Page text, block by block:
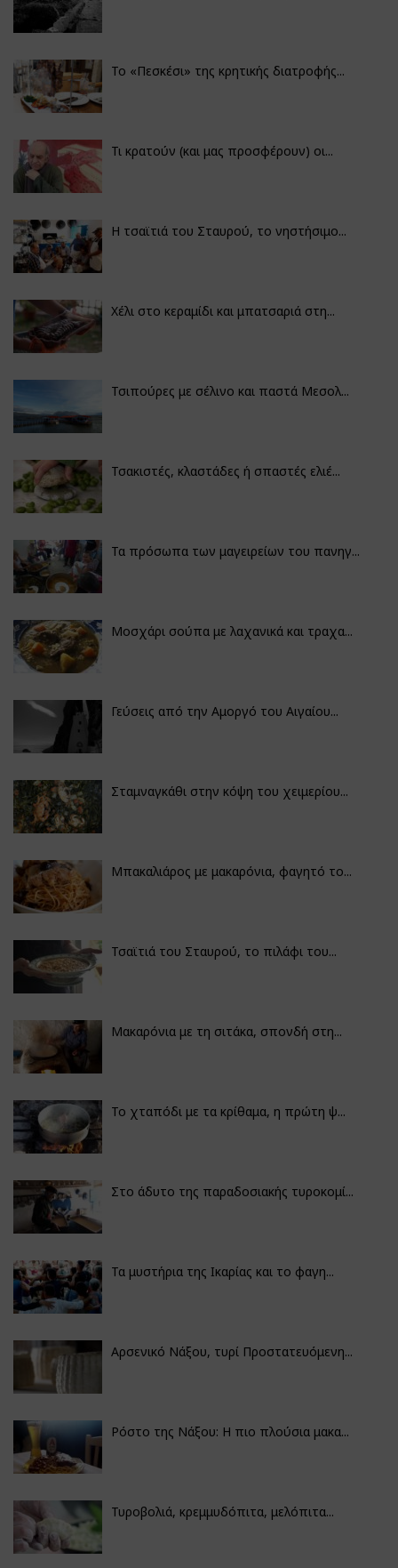
Το «Πεσκέσι» της κρητικής διατροφής...
Τι κρατούν (και μας προσφέρουν) οι...
Η τσαϊτιά του Σταυρού, το νηστήσιμο...
Χέλι στο κεραμίδι και μπατσαριά στη...
Τσιπούρες με σέλινο και παστά Μεσολ...
Τσακιστές, κλαστάδες ή σπαστές ελιέ...
Τα πρόσωπα των μαγειρείων του πανηγ...
Μοσχάρι σούπα με λαχανικά και τραχα...
Γεύσεις από την Αμοργό του Αιγαίου...
Σταμναγκάθι στην κόψη του χειμερίου...
Μπακαλιάρος με μακαρόνια, φαγητό το...
Τσαϊτιά του Σταυρού, το πιλάφι του...
Μακαρόνια με τη σιτάκα, σπονδή στη...
Το χταπόδι με τα κρίθαμα, η πρώτη ψ...
Στο άδυτο της παραδοσιακής τυροκομί...
Τα μυστήρια της Ικαρίας και το φαγη...
Αρσενικό Νάξου, τυρί Προστατευόμενη...
Ρόστο της Νάξου: Η πιο πλούσια μακα...
Τυροβολιά, κρεμμυδόπιτα, μελόπιτα...